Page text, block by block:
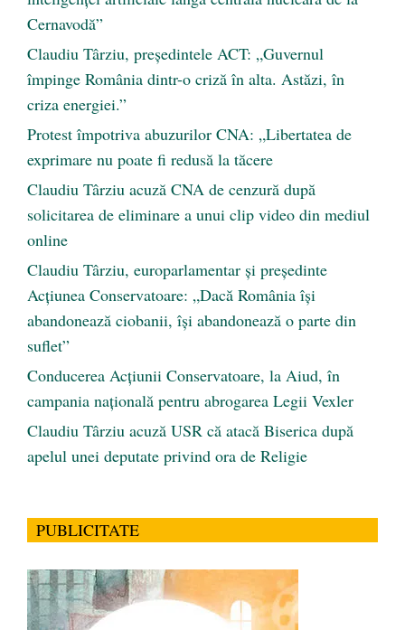
Cernavodă”
Claudiu Târziu, președintele ACT: „Guvernul
împinge România dintr-o criză în alta. Astăzi, în
criza energiei.”
Protest împotriva abuzurilor CNA: „Libertatea de
exprimare nu poate fi redusă la tăcere
Claudiu Târziu acuză CNA de cenzură după
solicitarea de eliminare a unui clip video din mediul
online
Claudiu Târziu, europarlamentar și președinte
Acțiunea Conservatoare: „Dacă România își
abandonează ciobanii, își abandonează o parte din
suflet”
Conducerea Acțiunii Conservatoare, la Aiud, în
campania națională pentru abrogarea Legii Vexler
Claudiu Târziu acuză USR că atacă Biserica după
apelul unei deputate privind ora de Religie
PUBLICITATE